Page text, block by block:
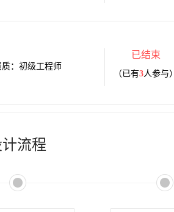
：初级工程师
已结束
（已有3人参与）
流程